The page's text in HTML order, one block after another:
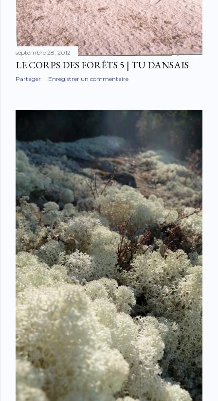
septembre 28, 2012
LE CORPS DES FORÊTS 5 | TU DANSAIS
Partager Enregistrer un commentaire